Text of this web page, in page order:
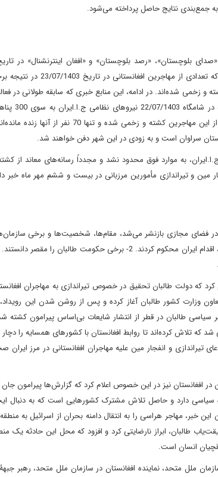
به جمع‌بندی نتایج حاصل پرداخته می‌شود.
ویدیوهایی جعلی به نقل از رسانه
و زخمی شده‌اند. در ادامه، این منابع خبری که سابقه طولانی در
با انتشار
مذکور تیراندازی کرده و متعاقب این امر، بیش از 200 نفر از
مین و تیراندازی مأمورین مرزبانی در بیست و ششم مهر ماه خبر
فضای مجازی بازنشر می‌شد، مقام‌ها، شخصیت‌ها و برخی
که دولت طالبان تحقیق در خصوص تیراندازی به مهاجران
وزارت کشور طالبان آغاز کرده و پس از روشن شدن این رویداد،
طالبان در قطر از انتشار شایعات بی‌اساس پیرامون کشته
شد که تلاش کرده‌اند تا روابط افغانستان با کشورهای همسایه را
افغانستان نیز در این خصوص اعلام کرد که گزارش‌ها پیرامون جان
سیاسی دارد و حاصل تلاش مشترک کشورهایی است که به دنبال
خبر، مهاجر هراسی را به انتقال دامنه بحران از اسرائیل به
طالبان، ابراز نارضایتی کرد و افزود که محل این حادثه یک
انسان است.
ملل متحد، نماینده افغانستان در سازمان ملل متحد، رهبر